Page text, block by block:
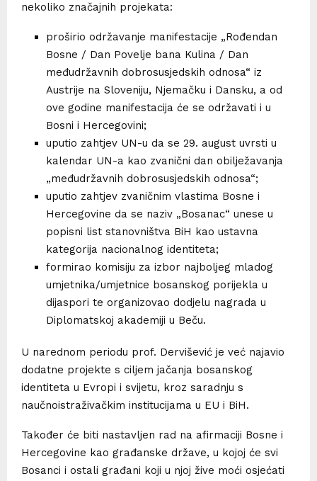
nekoliko značajnih projekata:
proširio održavanje manifestacije „Rođendan
Bosne / Dan Povelje bana Kulina / Dan
međudržavnih dobrosusjedskih odnosa“ iz
Austrije na Sloveniju, Njemačku i Dansku, a od
ove godine manifestacija će se održavati i u
Bosni i Hercegovini;
uputio zahtjev UN-u da se 29. august uvrsti u
kalendar UN-a kao zvanični dan obilježavanja
„međudržavnih dobrosusjedskih odnosa“;
uputio zahtjev zvaničnim vlastima Bosne i
Hercegovine da se naziv „Bosanac“ unese u
popisni list stanovništva BiH kao ustavna
kategorija nacionalnog identiteta;
formirao komisiju za izbor najboljeg mladog
umjetnika/umjetnice bosanskog porijekla u
dijaspori te organizovao dodjelu nagrada u
Diplomatskoj akademiji u Beču.
U narednom periodu prof. Dervišević je već najavio
dodatne projekte s ciljem jačanja bosanskog
identiteta u Evropi i svijetu, kroz saradnju s
naučnoistraživačkim institucijama u EU i BiH.
Također će biti nastavljen rad na afirmaciji Bosne i
Hercegovine kao građanske države, u kojoj će svi
Bosanci i ostali građani koji u njoj žive moći osjećati